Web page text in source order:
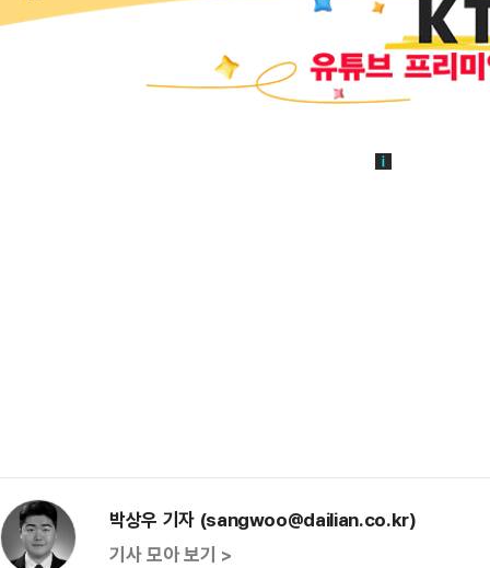
박상우 기자 (sangwoo@dailian.co.kr)
기사 모아 보기 >